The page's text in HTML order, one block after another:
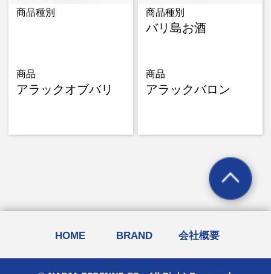
商品種別
商品
アラックオブバリ
商品種別
バリ島お酒
商品
アラックバロン
HOME BRAND 会社概要